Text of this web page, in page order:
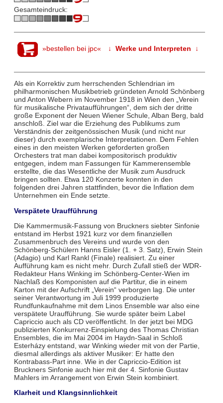
Gesamteindruck:
»bestellen bei jpc« ↓ Werke und Interpreten ↓
Als ein Korrektiv zum herrschenden Schlendrian im
philharmonischen Musikbetrieb gründeten Arnold Schönberg
und Anton Webern im November 1918 in Wien den „Verein
für musikalische Privataufführungen“, dem sich der dritte
große Exponent der Neuen Wiener Schule, Alban Berg, bald
anschloß. Ziel war die Erziehung des Publikums zum
Verständnis der zeitgenössischen Musik (und nicht nur
dieser) durch exemplarische Interpretationen. Dem Fehlen
eines in den meisten Werken geforderten großen
Orchesters trat man dabei kompositorisch produktiv
entgegen, indem man Fassungen für Kammerensemble
erstellte, die das Wesentliche der Musik zum Ausdruck
bringen sollten. Etwa 120 Konzerte konnten in den
folgenden drei Jahren stattfinden, bevor die Inflation dem
Unternehmen ein Ende setzte.
Verspätete Uraufführung
Die Kammermusik-Fassung von Bruckners siebter Sinfonie
entstand im Herbst 1921 kurz vor dem finanziellen
Zusammenbruch des Vereins und wurde von den
Schönberg-Schülern Hanns Eisler (1. + 3. Satz), Erwin Stein
(Adagio) und Karl Rankl (Finale) realisiert. Zu einer
Aufführung kam es nicht mehr. Durch Zufall stieß der WDR-
Redakteur Hans Winking im Schönberg-Center-Wien im
Nachlaß des Komponisten auf die Partitur, die in einem
Karton mit der Aufschrift „Verein“ verborgen lag. Die unter
seiner Verantwortung im Juli 1999 produzierte
Rundfunkaufnahme mit dem Linos Ensemble war also eine
verspätete Uraufführung. Sie wurde später beim Label
Capriccio auch als CD veröffentlicht. In der jetzt bei MDG
publizierten Konkurrenz-Einspielung des Thomas Christian
Ensembles, die im Mai 2004 im Haydn-Saal in Schloß
Esterházy entstand, war Winking wieder mit von der Partie,
diesmal allerdings als aktiver Musiker: Er hatte den
Kontrabass-Part inne. Wie in der Capriccio-Edition ist
Bruckners Sinfonie auch hier mit der 4. Sinfonie Gustav
Mahlers im Arrangement von Erwin Stein kombiniert.
Klarheit und Klangsinnlichkeit